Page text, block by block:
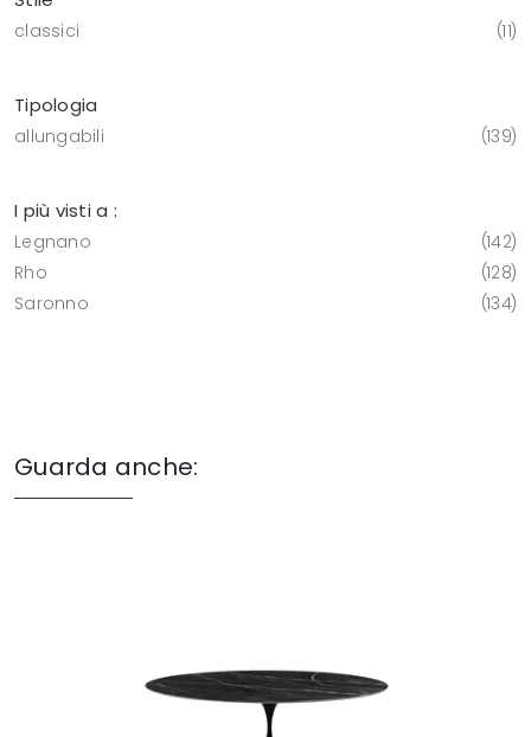
classici 11
Tipologia
allungabili 139
I più visti a :
Legnano
142
Rho
128
Saronno
134
Guarda anche: